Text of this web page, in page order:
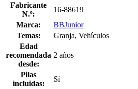
Fabricante
N.º:
16-88619
Marca:
BBJunior
Temas:
Granja, Vehículos
Edad
recomendada
desde:
2 años
Pilas
incluidas:
Sí